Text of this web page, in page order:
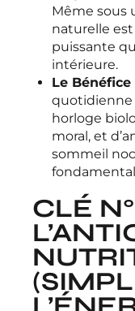
Même sous
naturelle
puissante
intérieure.
Le Bénéfice
quotidienne
horloge
moral, et
sommeil
CLÉ